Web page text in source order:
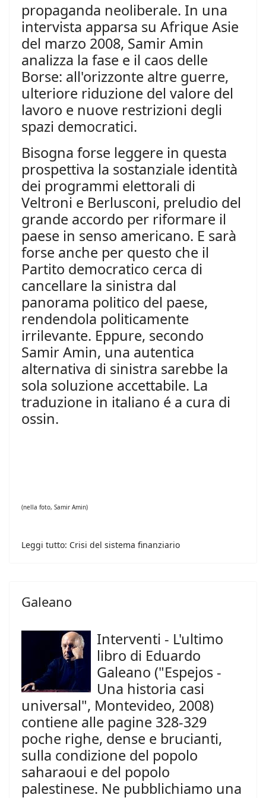
propaganda neoliberale. In una
intervista apparsa su Afrique Asie
del marzo 2008, Samir Amin
analizza la fase e il caos delle
Borse: all'orizzonte altre guerre,
ulteriore riduzione del valore del
lavoro e nuove restrizioni degli
spazi democratici.
Bisogna forse leggere in questa
prospettiva la sostanziale identità
dei programmi elettorali di
Veltroni e Berlusconi, preludio del
grande accordo per riformare il
paese in senso americano. E sarà
forse anche per questo che il
Partito democratico cerca di
cancellare la sinistra dal
panorama politico del paese,
rendendola politicamente
irrilevante. Eppure, secondo
Samir Amin, una autentica
alternativa di sinistra sarebbe la
sola soluzione accettabile. La
traduzione in italiano é a cura di
ossin.
(nella foto, Samir Amin)
Leggi tutto: Crisi del sistema finanziario
Galeano
Interventi - L'ultimo
libro di Eduardo
Galeano ("Espejos -
Una historia casi
universal", Montevideo, 2008)
contiene alle pagine 328-329
poche righe, dense e brucianti,
sulla condizione del popolo
saharaoui e del popolo
palestinese. Ne pubblichiamo una